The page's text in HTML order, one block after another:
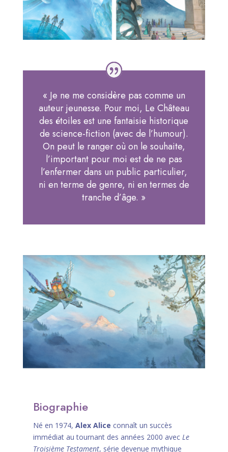
« Je ne me considère pas comme un
auteur jeunesse. Pour moi, Le Château
des étoiles est une fantaisie historique
de science-fiction (avec de l’humour).
On peut le ranger où on le souhaite,
l’important pour moi est de ne pas
l’enfermer dans un public particulier,
ni en terme de genre, ni en termes de
tranche d’âge. »
Biographie
Né en 1974, Alex Alice connaît un succès
immédiat au tournant des années 2000 avec Le
Troisième Testament, série devenue mythique